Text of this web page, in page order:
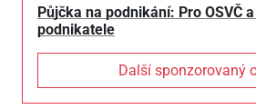
Půjčka na podnikání: Pro OSVČ
podnikatele
Další sponzorovaný